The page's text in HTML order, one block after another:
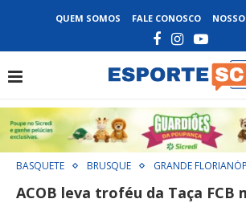
QUEM SOMOS FALE CONOSCO
BASQUETE BRUSQUE GRANDE
ACOB leva troféu da Taça FCB